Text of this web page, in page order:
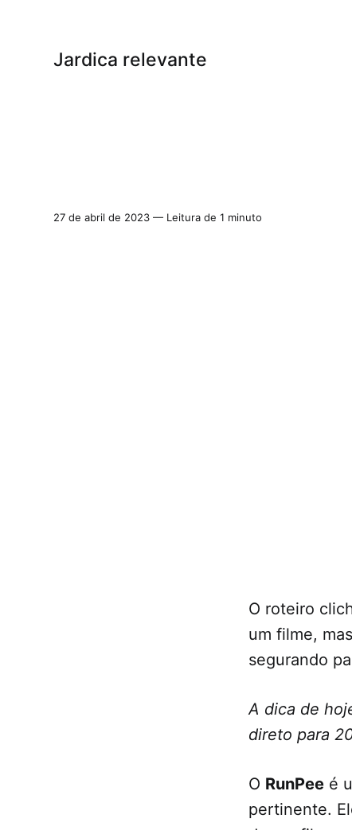
Jardica relevante
27 de abril de 2023 — Leitura de 1 minuto
O roteiro
um filme,
segurando
A dica de
direto para
O RunPee é
pertinente.